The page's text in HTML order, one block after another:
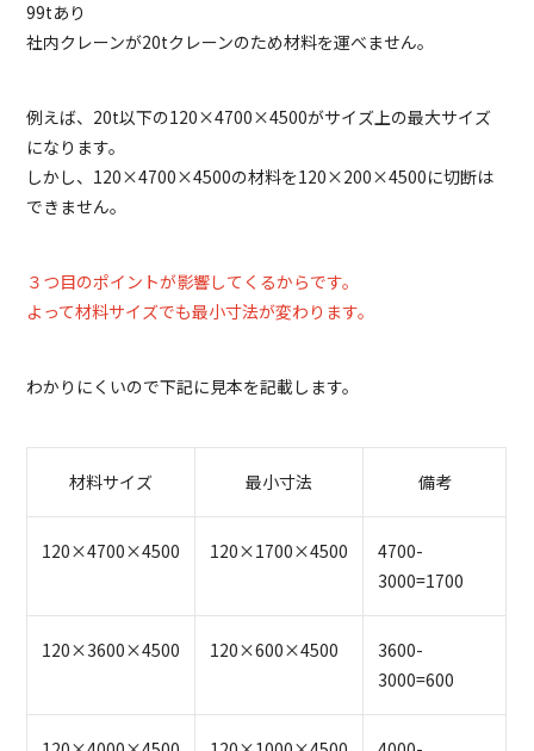
99tあり
社内クレーンが20tクレーンのため材料を運べません。
例えば、20t以下の120×4700×4500がサイズ上の最大サイズ
になります。
しかし、120×4700×4500の材料を120×200×4500に切断は
できません。
３つ目のポイントが影響してくるからです。
よって材料サイズでも最小寸法が変わります。
わかりにくいので下記に見本を記載します。
材料サイズ 最小寸法 備考
120×4700×4500 120×1700×4500
4700-
3000=1700
120×3600×4500 120×600×4500
3600-
3000=600